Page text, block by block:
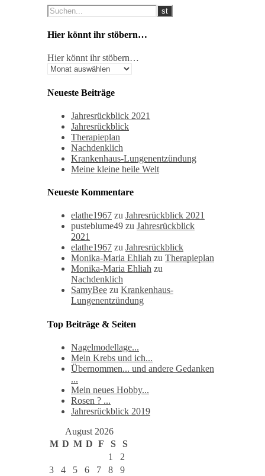
Hier könnt ihr stöbern…
Hier könnt ihr stöbern…
Neueste Beiträge
Jahresrückblick 2021
Jahresrückblick
Therapieplan
Nachdenklich
Krankenhaus-Lungenentzündung
Meine kleine heile Welt
Neueste Kommentare
elathe1967 zu Jahresrückblick 2021
pusteblume49 zu Jahresrückblick
2021
elathe1967 zu Jahresrückblick
Monika-Maria Ehliah zu Therapieplan
Monika-Maria Ehliah zu
Nachdenklich
SamyBee zu Krankenhaus-
Lungenentzündung
Top Beiträge & Seiten
Nagelmodellage...
Mein Krebs und ich...
Übernommen... und andere Gedanken
...
Mein neues Hobby...
Rosen ? ...
Jahresrückblick 2019
August 2026
M D M D F S
S
1
2
3
4 5 6 7 8
9